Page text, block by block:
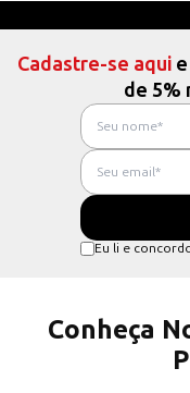
Cadastre-se aqui
de 5%
Eu li e
Conheça